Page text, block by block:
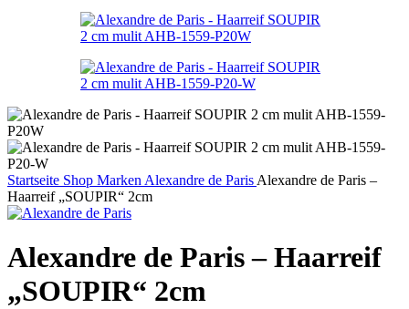
Startseite Shop Marken Alexandre de Paris Alexandre de Paris –
Haarreif „SOUPIR“ 2cm
Alexandre de Paris – Haarreif
„SOUPIR“ 2cm